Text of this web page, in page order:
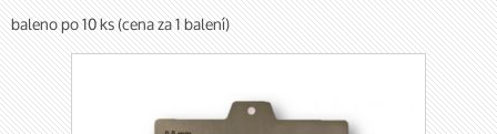
baleno po 10 ks (cena za 1 balení)